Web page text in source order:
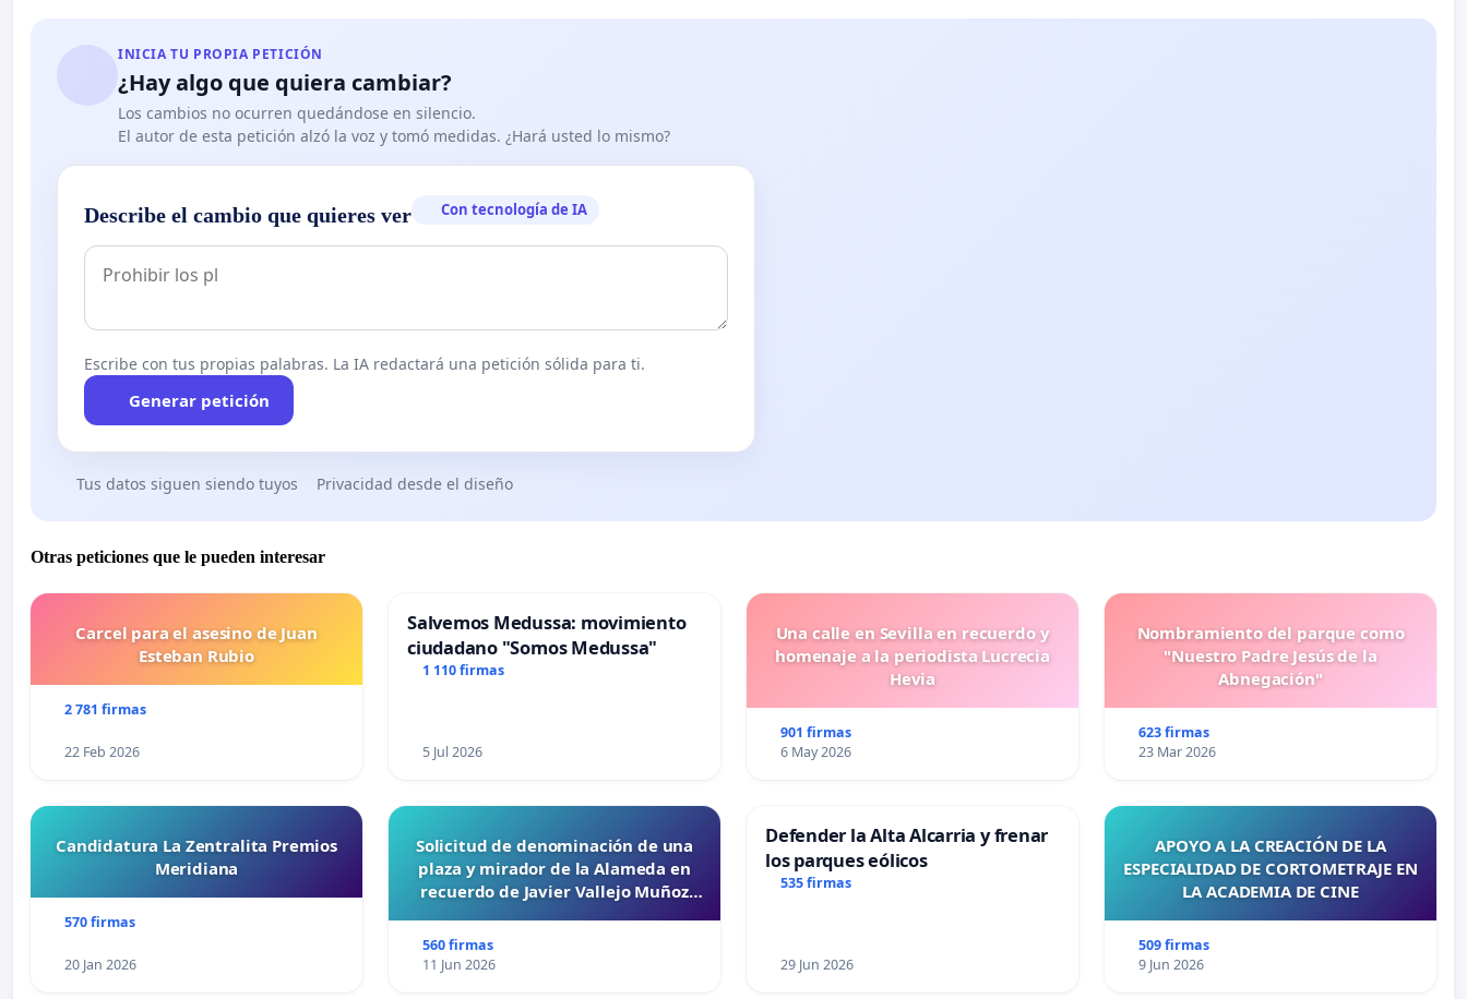
INICIA TU PROPIA PETICIÓN
¿Hay algo que quiera cambiar?
Los cambios no ocurren quedándose en silencio.
El autor de esta petición alzó la voz y tomó medidas. ¿Hará usted lo mismo?
Describe el cambio que quieres ver Con tecnología de IA
Escribe con tus propias palabras. La IA redactará una petición sólida para ti.
Generar petición
Tus datos siguen siendo tuyos Privacidad desde el diseño
Otras peticiones que le pueden interesar
Carcel para el asesino de Juan
Esteban Rubio
2 781 firmas
22 Feb 2026
Salvemos Medussa: movimiento
ciudadano "Somos Medussa"
1 110 firmas
5 Jul 2026
Una calle en Sevilla en recuerdo y
homenaje a la periodista Lucrecia
Hevia
901 firmas
6 May 2026
Nombramiento del parque como
"Nuestro Padre Jesús de la
Abnegación"
623 firmas
23 Mar 2026
Candidatura La Zentralita Premios
Meridiana
570 firmas
20 Jan 2026
Solicitud de denominación de una
plaza y mirador de la Alameda en
recuerdo de Javier Vallejo Muñoz
560 firmas
11 Jun 2026
Defender la Alta Alcarria y frenar
los parques eólicos
535 firmas
29 Jun 2026
APOYO A LA CREACIÓN DE LA
ESPECIALIDAD DE CORTOMETRAJE EN
LA ACADEMIA DE CINE
509 firmas
9 Jun 2026